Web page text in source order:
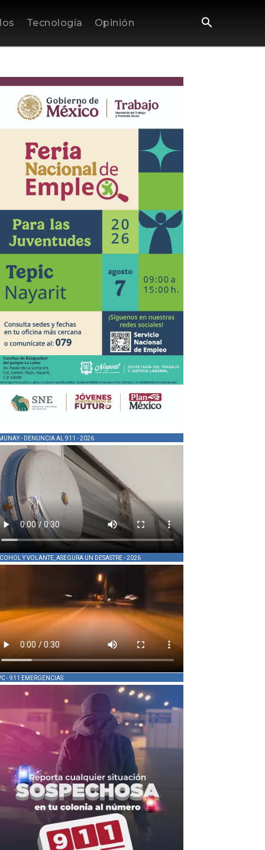
Tecnología Opinión
- DENUNCIA AL 911 - 2026
Y VOLANTE, ASEGURA UN DESASTRE - 2026
- 911 EMERGENCIAS